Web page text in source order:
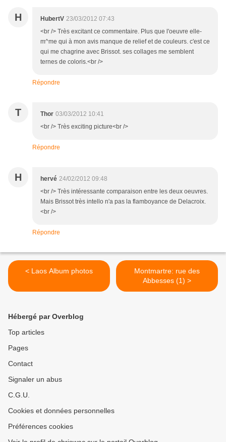
H HubertV 23/03/2012 07:43
<br /> Très excitant ce commentaire. Plus que l'oeuvre elle-
m^me qui à mon avis manque de relief et de couleurs. c'est ce
qui me chagrine avec Brissot. ses collages me semblent
ternes de coloris.<br />
Répondre
T Thor 03/03/2012 10:41
<br /> Très exciting picture<br />
Répondre
H hervé 24/02/2012 09:48
<br /> Très intéressante comparaison entre les deux oeuvres.
Mais Brissot très intello n'a pas la flamboyance de Delacroix.
<br />
Répondre
< Laos Album photos
Montmartre: rue des
Abbesses (1) >
Hébergé par Overblog
Top articles
Pages
Contact
Signaler un abus
C.G.U.
Cookies et données personnelles
Préférences cookies